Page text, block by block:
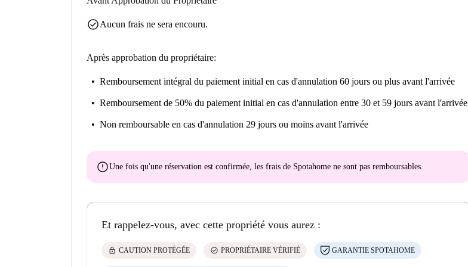
check_circleAucun frais ne sera encouru.
Après approbation du propriétaire:
Remboursement intégral du paiement initial en cas d'annulation 60 jours ou plus avant l'arrivée
Remboursement de 50% du paiement initial en cas d'annulation entre 30 et 59 jours avant l'arrivée
Non remboursable en cas d'annulation 29 jours ou moins avant l'arrivée
errorUne fois qu'une réservation est confirmée, les frais de Spotahome ne sont pas remboursables.
Et rappelez-vous, avec cette propriété vous aurez :
lock CAUTION PROTÉGÉE check_circle PROPRIÉTAIRE VÉRIFIÉ GARANTIE SPOTAHOME